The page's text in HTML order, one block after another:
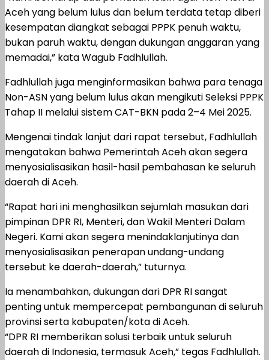
Aceh yang belum lulus dan belum terdata tetap diberi
kesempatan diangkat sebagai PPPK penuh waktu,
bukan paruh waktu, dengan dukungan anggaran yang
memadai,” kata Wagub Fadhlullah.
Fadhlullah juga menginformasikan bahwa para tenaga
Non-ASN yang belum lulus akan mengikuti Seleksi PPPK
Tahap II melalui sistem CAT-BKN pada 2–4 Mei 2025.
Mengenai tindak lanjut dari rapat tersebut, Fadhlullah
mengatakan bahwa Pemerintah Aceh akan segera
menyosialisasikan hasil-hasil pembahasan ke seluruh
daerah di Aceh.
“Rapat hari ini menghasilkan sejumlah masukan dari
pimpinan DPR RI, Menteri, dan Wakil Menteri Dalam
Negeri. Kami akan segera menindaklanjutinya dan
menyosialisasikan penerapan undang-undang
tersebut ke daerah-daerah,” tuturnya.
Ia menambahkan, dukungan dari DPR RI sangat
penting untuk mempercepat pembangunan di seluruh
provinsi serta kabupaten/kota di Aceh.
“DPR RI memberikan solusi terbaik untuk seluruh
daerah di Indonesia, termasuk Aceh,” tegas Fadhlullah.